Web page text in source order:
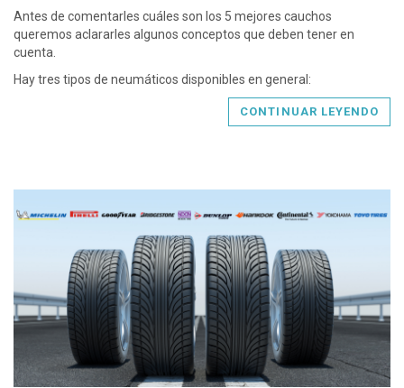
Antes de comentarles cuáles son los 5 mejores cauchos
queremos aclararles algunos conceptos que deben tener en
cuenta.
Hay tres tipos de neumáticos disponibles en general:
CONTINUAR LEYENDO